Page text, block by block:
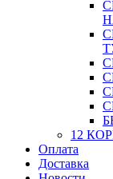
12
Оплата
Доставка